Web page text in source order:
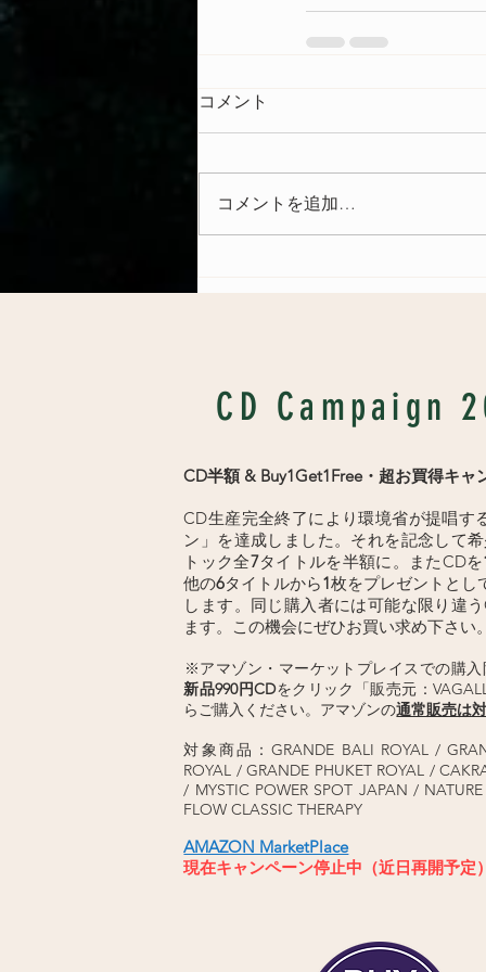
コメント
コメントを追加…
CD Campaign
CD半額 & Buy1Get1Free・超お買得キャ
CD生産完全終了により環境省が提唱す
ン」を達成しました。それを記念して
トック全7タイトルを半額に。またCDを
他の6タイトルから1枚をプレゼントとし
します。同じ購入者には可能な限り違
ます。 この機会にぜひお買い求め下さい
​​※アマゾン・マーケットプレイスでの購
新品990円CDをクリック「販売元：
らご購入ください。アマゾンの通常販売は
対象商品：GRANDE BALI ROYAL /
ROYAL / GRANDE PHUKET ROYAL /
/ MYSTIC POWER SPOT JAPAN /
FLOW CLASSIC THERAPY
AMAZON MarketPlace
現在キャンペーン停止中（近日再開予定